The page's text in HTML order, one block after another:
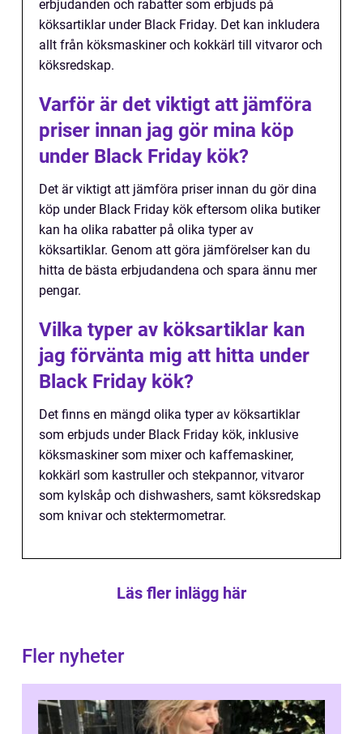
erbjudanden och rabatter som erbjuds på
köksartiklar under Black Friday. Det kan inkludera
allt från köksmaskiner och kokkärl till vitvaror och
köksredskap.
Varför är det viktigt att jämföra
priser innan jag gör mina köp
under Black Friday kök?
Det är viktigt att jämföra priser innan du gör dina
köp under Black Friday kök eftersom olika butiker
kan ha olika rabatter på olika typer av
köksartiklar. Genom att göra jämförelser kan du
hitta de bästa erbjudandena och spara ännu mer
pengar.
Vilka typer av köksartiklar kan
jag förvänta mig att hitta under
Black Friday kök?
Det finns en mängd olika typer av köksartiklar
som erbjuds under Black Friday kök, inklusive
köksmaskiner som mixer och kaffemaskiner,
kokkärl som kastruller och stekpannor, vitvaror
som kylskåp och dishwashers, samt köksredskap
som knivar och stektermometrar.
Läs fler inlägg här
Fler nyheter